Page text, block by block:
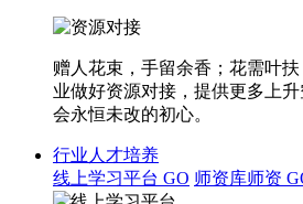
赠人花束，手留余香；花需叶
业做好资源对接，提供更多上
会永恒未改的初心。
行业人才培养
线上学习平台 GO 师资库师资